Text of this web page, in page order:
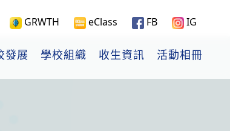
GRWTH eClass FB IG
發展 學校組織 收生資訊 活動相冊